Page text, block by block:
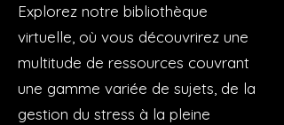
Explorez notre bibliothèque
virtuelle, où vous découvrirez une
multitude de ressources couvrant
une gamme variée de sujets, de la
gestion du stress à la pleine